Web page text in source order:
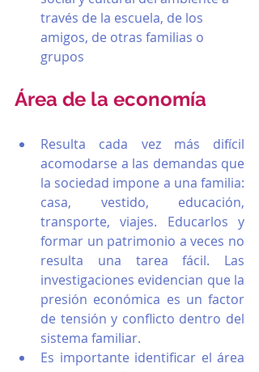
través de la escuela, de los
amigos, de otras familias o
grupos
Área de la economía
Resulta cada vez más difícil
acomodarse a las demandas que
la sociedad impone a una familia:
casa, vestido, educación,
transporte, viajes. Educarlos y
formar un patrimonio a veces no
resulta una tarea fácil. Las
investigaciones evidencian que la
presión económica es un factor
de tensión y conflicto dentro del
sistema familiar.
Es importante identificar el área